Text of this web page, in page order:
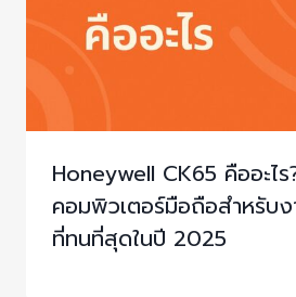
Honeywell CK65 คืออะไร
คอมพิวเตอร์มือถือสำหรับ
ที่ทนที่สุดในปี 2025